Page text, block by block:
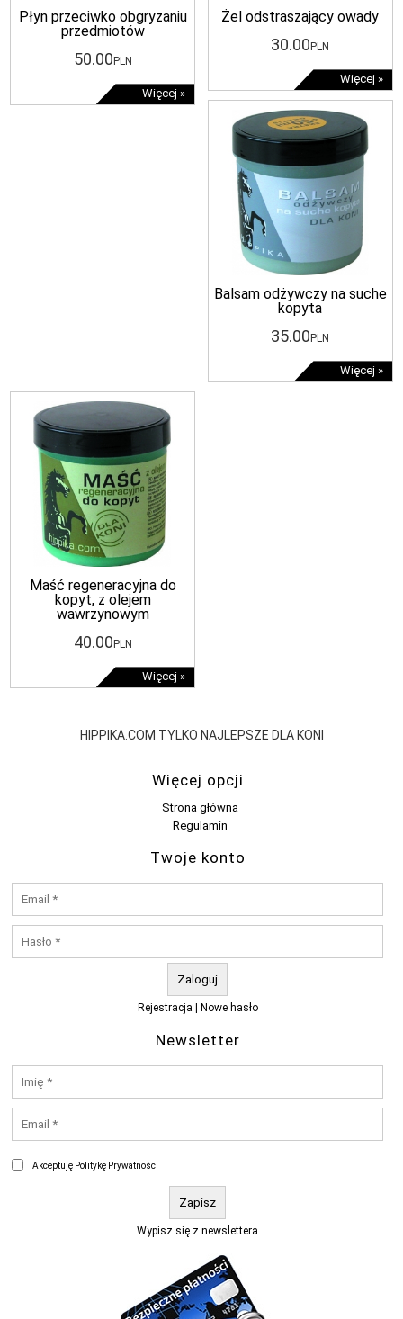
Płyn przeciwko obgryzaniu
przedmiotów
50.00 PLN
Więcej »
Żel odstraszający owady
30.00PLN
Więcej »
Balsam odżywczy na suche
kopyta
35.00PLN
Więcej »
Maść regeneracyjna do
kopyt, z olejem
wawrzynowym
40.00PLN
Więcej »
HIPPIKA.COM TYLKO NAJLEPSZE DLA KONI
Więcej opcji
Strona główna
Regulamin
Twoje konto
Rejestracja | Nowe hasło
Newsletter
Akceptuję Politykę Prywatności
Wypisz się z newslettera